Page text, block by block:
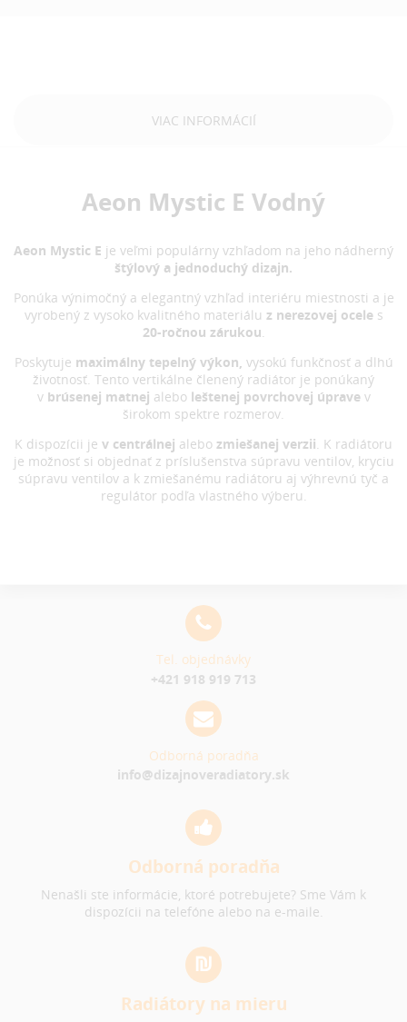
VIAC INFORMÁCIÍ
Aeon Mystic E Vodný
Aeon Mystic E je veľmi populárny vzhľadom na jeho nádherný
štýlový a jednoduchý dizajn.
Ponúka výnimočný a elegantný vzhľad interiéru miestnosti a je
vyrobený z vysoko kvalitného materiálu z nerezovej oceles
20-ročnou zárukou.
Poskytuje maximálny tepelný výkon, vysokú funkčnosť a dlhú
životnosť. Tento vertikálne členený radiátor je ponúkaný
v brúsenej matnej alebo leštenej povrchovej úpravev
širokom spektre rozmerov.
K dispozícii je v centrálnej alebo zmiešanej verzii. K radiátoru
je možnosť si objednať z príslušenstva súpravu ventilov, kryciu
súpravu ventilov a k zmiešanému radiátoru aj výhrevnú tyč a
regulátor podľa vlastného výberu.
Tel. objednávky
+421 918 919 713
Odborná poradňa
info@dizajnoveradiatory.sk
Odborná poradňa
Nenašli ste informácie, ktoré potrebujete? Sme Vám k
dispozícii na telefóne alebo na e-maile.
Radiátory na mieru